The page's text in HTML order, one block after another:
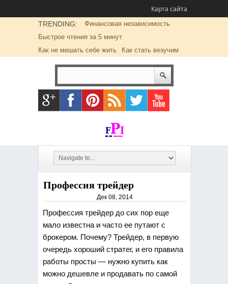
Карта сайта
TRENDING:
Финансовая независимость
Быстрое чтения за 5 минут
Как не мешать себе жить
Как стать везучим
Профессия трейдер
Дек 08, 2014
Профессия трейдер до сих пор еще
мало известна и часто ее путают с
брокером. Почему? Трейдер, в первую
очередь хороший стратег, и его правила
работы просты — нужно купить как
можно дешевле и продавать по самой